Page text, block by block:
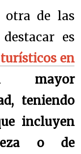
otra de las
es
en
mayor
teniendo
incluyen
o de